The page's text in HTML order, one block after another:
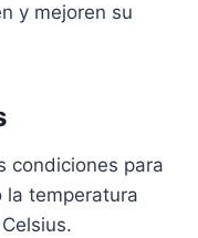
y mejoren su
condiciones para
la temperatura